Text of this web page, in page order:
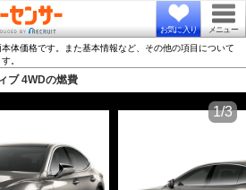
お気に入り メニュー
体価格です。また基本情報など、その他の項目について
。
ブ 4WDの燃費
1/3